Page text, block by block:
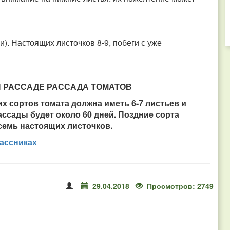
Настоящих листочков 8-9, побеги с уже
РАССАДА ТОМАТОВ
сортов томата должна иметь 6-7 листьев и
будет около 60 дней. Поздние сорта
настоящих листочков.
29.04.2018 Просмотров: 2749